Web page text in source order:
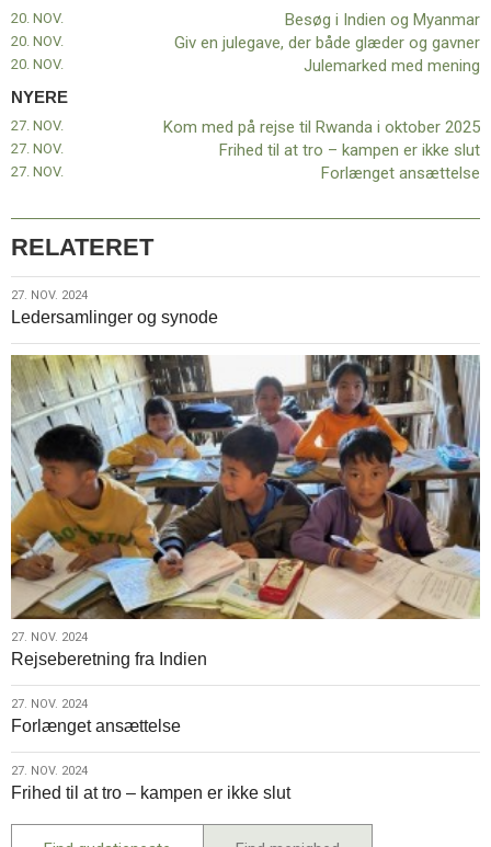
oktober
2025Forrige
indlæg:
Besøg
Indien
20. NOV. Besøg i Indien og Myanmar
20. NOV. Giv en julegave, der både glæder og gavner
20. NOV. Julemarked med mening
NYERE
Kom med på rejse til Rwanda i oktober 2025
27. NOV.
Frihed til at tro – kampen er ikke slut
27. NOV.
Forlænget ansættelse
27. NOV.
RELATERET
27.
nov.
2024
27. NOV. 2024
Ledersamlinger og synode
27.
nov.
2024
27. NOV. 2024
Rejseberetning fra Indien
27.
nov.
2024
27. NOV. 2024
Forlænget ansættelse
27.
nov.
2024
27. NOV. 2024
Frihed til at tro – kampen er ikke slut